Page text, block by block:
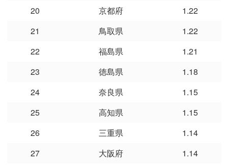
20
京都府
1.22
21
鳥取県
1.22
22
福島県
1.21
23
徳島県
1.18
24
奈良県
1.15
25
高知県
1.15
26
三重県
1.14
27
大阪府
1.14